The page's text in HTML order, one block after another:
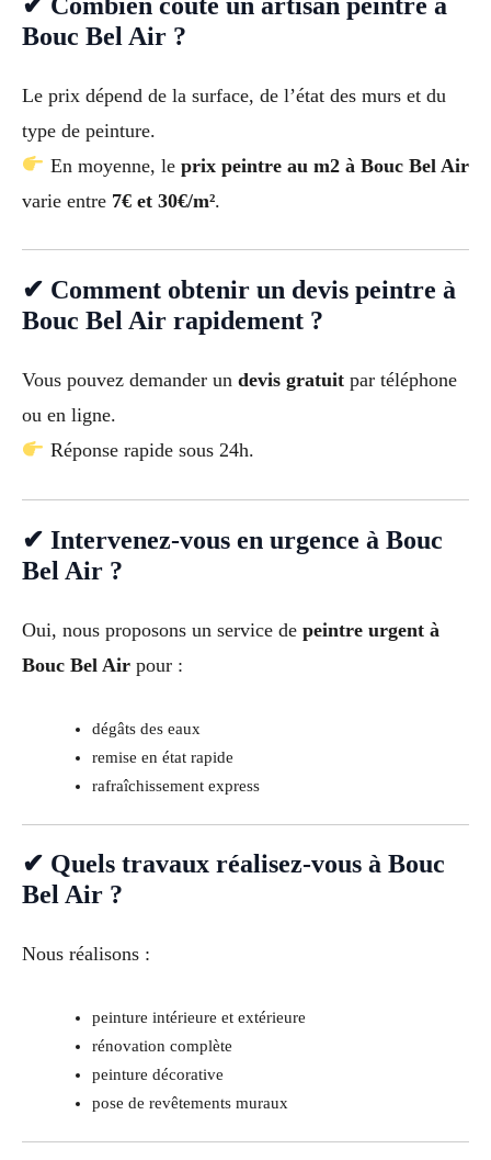
Bouc Bel Air ?
Le prix dépend de la surface, de l’état des murs et du
type de peinture.
En moyenne, le prix peintre au m2 à Bouc Bel Air
varie entre 7€ et 30€/m².
✔ Comment obtenir un devis peintre à
Bouc Bel Air rapidement ?
Vous pouvez demander un devis gratuit par téléphone
ou en ligne.
Réponse rapide sous 24h.
✔ Intervenez-vous en urgence à Bouc
Bel Air ?
Oui, nous proposons un service de peintre urgent à
Bouc Bel Air pour :
dégâts des eaux
remise en état rapide
rafraîchissement express
✔ Quels travaux réalisez-vous à Bouc
Bel Air ?
Nous réalisons :
peinture intérieure et extérieure
rénovation complète
peinture décorative
pose de revêtements muraux